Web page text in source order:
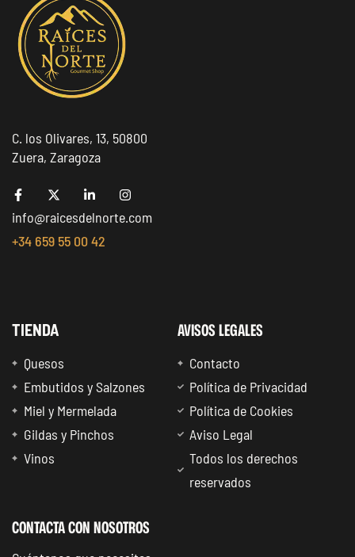
C. los Olivares, 13, 50800
Zuera, Zaragoza
info@raicesdelnorte.com
+34 659 55 00 42
TIENDA
Quesos
Embutidos y Salzones
Miel y Mermelada
Gildas y Pinchos
Vinos
AVISOS LEGALES
Contacto
Política de Privacidad
Política de Cookies
Aviso Legal
Todos los derechos
reservados
CONTACTA CON NOSOTROS